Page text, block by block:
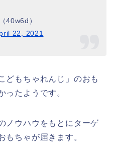
40w6d）
22, 2021
どもちゃれんじ」のおも
ったようです。
ノウハウをもとにターゲ
もちゃが届きます。